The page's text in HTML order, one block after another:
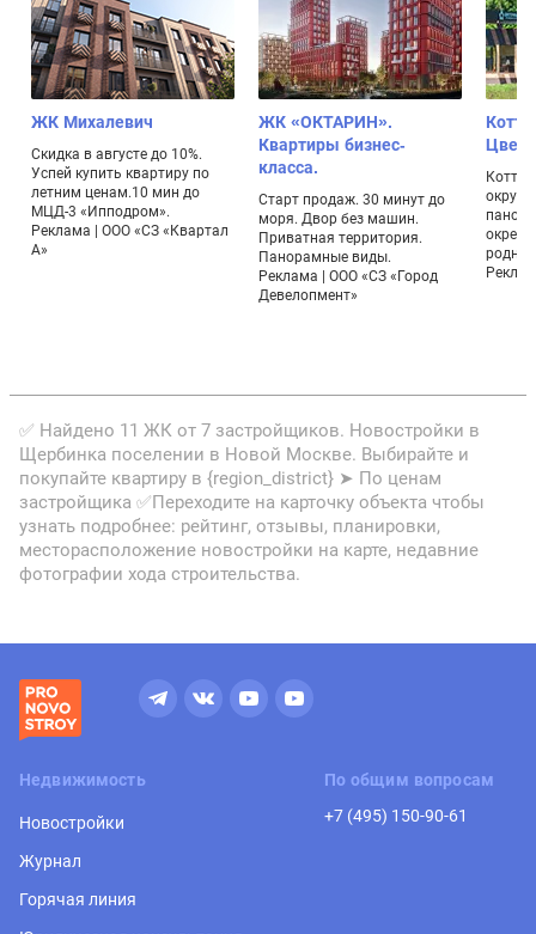
ЖК Михалевич
Скидка в августе до 10%.
Успей купить квартиру по
летним ценам.10 мин до
МЦД-3 «Ипподром».
Реклама | ООО «СЗ «Квартал
А»
ЖК «ОКТАРИН».
Квартиры бизнес-
класса.
Старт продаж. 30 минут до
моря. Двор без машин.
Приватная территория.
Панорамные виды.
Реклама | ООО «СЗ «Город
Девелопмент»
✅ Найдено 11 ЖК от 7 застройщиков. Новостройки в
Щербинка поселении в Новой Москве. Выбирайте и
покупайте квартиру в {region_district} ➤ По ценам
застройщика ✅Переходите на карточку объекта чтобы
узнать подробнее: рейтинг, отзывы, планировки,
месторасположение новостройки на карте, недавние
фотографии хода строительства.
Недвижимость
Новостройки
Журнал
Горячая линия
По общим вопросам
+7 (495) 150-90-61